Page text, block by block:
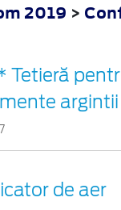
2019 >
Tetieră
argintii
de aer